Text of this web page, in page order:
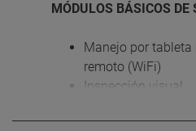
MÓDULOS BÁSICOS DE
Manejo por tableta
remoto (WiFi)
Inspección visual
directa, centro de